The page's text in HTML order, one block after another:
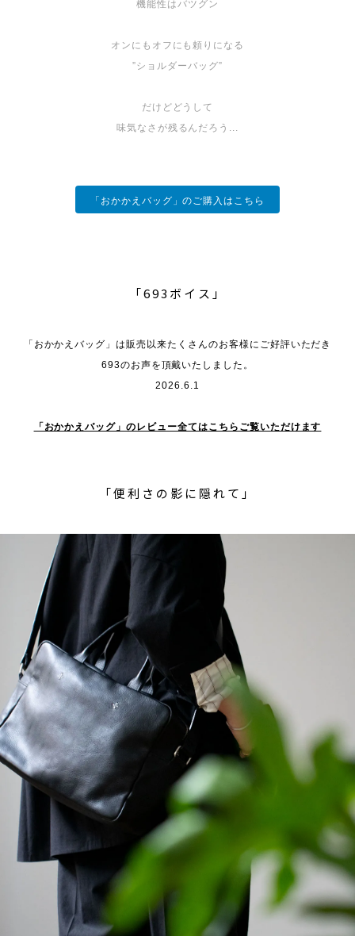
機能性はバツグン
オンにもオフにも頼りになる
”ショルダーバッグ”
だけどどうして
味気なさが残るんだろう...
「おかかえバッグ」のご購入はこちら
「693ボイス」
「おかかえバッグ」は販売以来たくさんのお客様にご好評いただき
693のお声を頂戴いたしました。
2026.6.1
「おかかえバッグ」のレビュー全てはこちらご覧いただけます
「便利さの影に隠れて」